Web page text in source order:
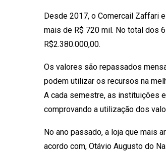
Desde 2017, o Comercail Zaffari
mais de R$ 720 mil. No total dos
R$2.380.000,00.
Os valores são repassados
podem utilizar os recursos na
A cada semestre, as instituições
comprovando a utilização dos
No ano passado, a loja que mais
acordo com, Otávio Augusto do